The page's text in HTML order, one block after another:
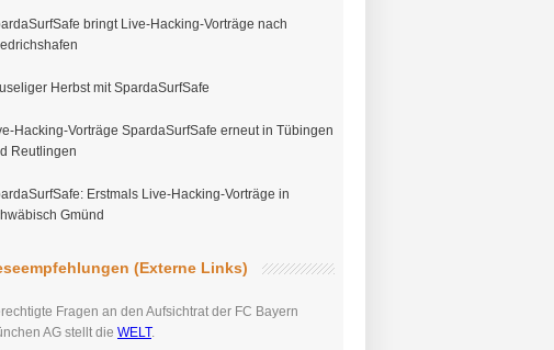
bringt Live-Hacking-Vorträge nach
Herbst mit SpardaSurfSafe
Hacking-Vorträge SpardaSurfSafe erneut in Tübingen
Reutlingen
Erstmals Live-Hacking-Vorträge in
Gmünd
(Externe Links)
Fragen an den Aufsichtrat der FC Bayern
AG stellt die WELT.